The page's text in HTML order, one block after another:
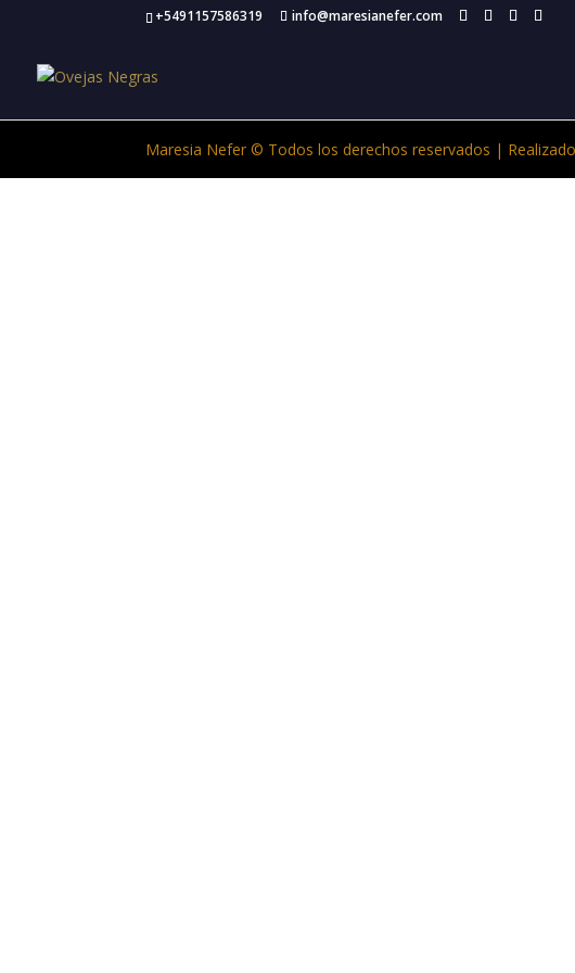
+5491157586319 info@maresianefer.com
Maresia Nefer © Todos los derechos reservados |